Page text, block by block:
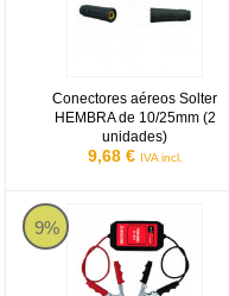
Conectores aéreos Solter
HEMBRA de 10/25mm (2
unidades)
9,68 € IVA incl.
9%
Protector de picos para